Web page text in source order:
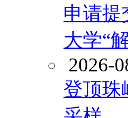
申请提
大学“
2026-
登顶珠